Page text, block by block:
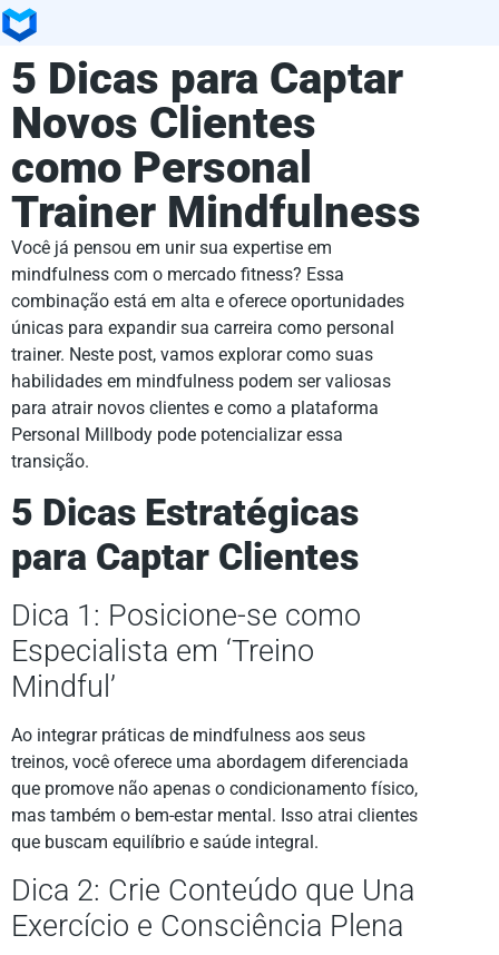
5 Dicas para Captar
Novos Clientes
como Personal
Trainer Mindfulness
Você já pensou em unir sua expertise em
mindfulness com o mercado fitness? Essa
combinação está em alta e oferece oportunidades
únicas para expandir sua carreira como personal
trainer. Neste post, vamos explorar como suas
habilidades em mindfulness podem ser valiosas
para atrair novos clientes e como a plataforma
Personal Millbody pode potencializar essa
transição.
5 Dicas Estratégicas
para Captar Clientes
Dica 1: Posicione-se como
Especialista em ‘Treino
Mindful’
Ao integrar práticas de mindfulness aos seus
treinos, você oferece uma abordagem diferenciada
que promove não apenas o condicionamento físico,
mas também o bem-estar mental. Isso atrai clientes
que buscam equilíbrio e saúde integral.
Dica 2: Crie Conteúdo que Una
Exercício e Consciência Plena